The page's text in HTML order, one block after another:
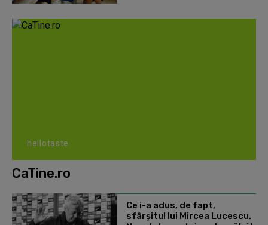
hellotaste
CaTine.ro
Ce i-a adus, de fapt,
sfârșitul lui Mircea Lucescu.